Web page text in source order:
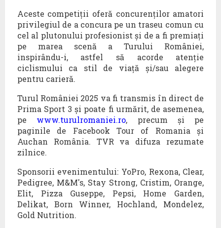
Aceste competiții oferă concurenților amatori
privilegiul de a concura pe un traseu comun cu
cel al plutonului profesionist și de a fi premiați
pe marea scenă a Turului României,
inspirându-i, astfel să acorde atenție
ciclismului ca stil de viață și/sau alegere
pentru carieră.
Turul României 2025 va fi transmis în direct de
Prima Sport 3 și poate fi urmărit, de asemenea,
pe www.turulromaniei.ro, precum și pe
paginile de Facebook Tour of Romania și
Auchan România. TVR va difuza rezumate
zilnice.
Sponsorii evenimentului: YoPro, Rexona, Clear,
Pedigree, M&M's, Stay Strong, Cristim, Orange,
Elit, Pizza Guseppe, Pepsi, Home Garden,
Delikat, Born Winner, Hochland, Mondelez,
Gold Nutrition.